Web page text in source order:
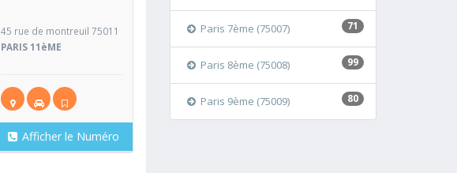
45 rue de montreuil 75011
PARIS 11èME
Afficher le Numéro
71
Paris 7ème (75007)
99
Paris 8ème (75008)
80
Paris 9ème (75009)